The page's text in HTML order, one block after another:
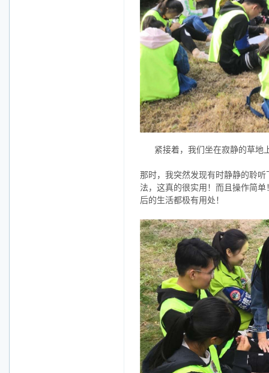
紧接着，我们坐在寂静的草地
那时，我突然发现有时静静的聆
法，这真的很实用！而且操作简
后的生活都极有用处！